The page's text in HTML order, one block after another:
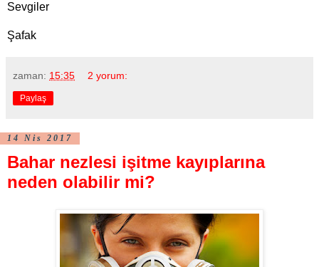
Sevgiler
Şafak
zaman: 15:35 2 yorum:
Paylaş
14 Nis 2017
Bahar nezlesi işitme kayıplarına
neden olabilir mi?